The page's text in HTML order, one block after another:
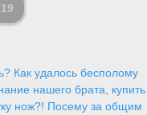
19
Как удалось бесполому
нашего брата, купить
нож?! Посему за общим